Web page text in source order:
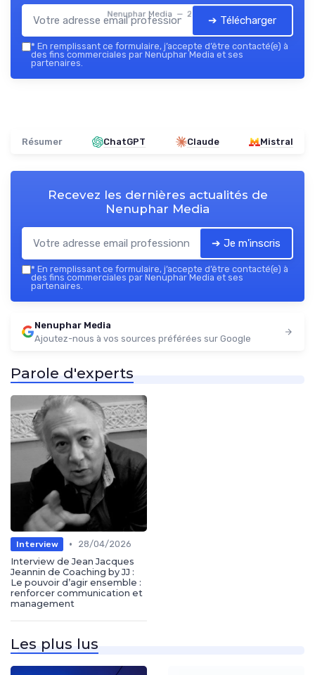
Nenuphar Media — 2026
➔ Télécharger
* En remplissant ce formulaire, j’accepte d’être contacté(e) à
des fins commerciales par Nenuphar Media et ses
partenaires.
Résumer ChatGPT Claude Mistral
Recevez les dernières actualités de
Nenuphar Media
➔ Je m'inscris
* En remplissant ce formulaire, j’accepte d’être contacté(e) à
des fins commerciales par Nenuphar Media et ses
partenaires.
Nenuphar Media
Ajoutez-nous à vos sources préférées sur Google
Parole d'experts
Interview •
28/04/2026
Interview de Jean Jacques
Jeannin de Coaching by JJ :
Le pouvoir d’agir ensemble :
renforcer communication et
management
Les plus lus